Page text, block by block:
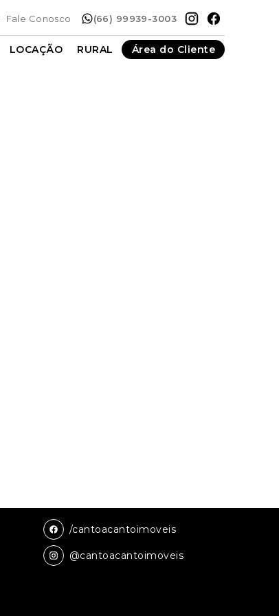
Fale Conosco (66) 99939-3003
LOCAÇÃO RURAL Área do Cliente
/cantoacantoimoveis
@cantoacantoimoveis